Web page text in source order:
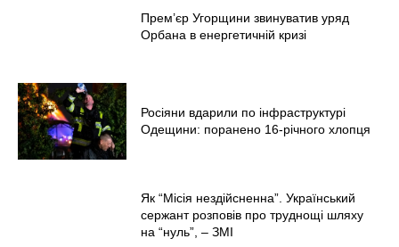
Економіка
Політика
Світ
Прем’єр Угорщини звинуватив уряд
Орбана в енергетичній кризі
Росіяни вдарили по інфраструктурі
Одещини: поранено 16-річного хлопця
Як “Місія нездійсненна”. Український
сержант розповів про труднощі шляху
на “нуль”, – ЗМІ